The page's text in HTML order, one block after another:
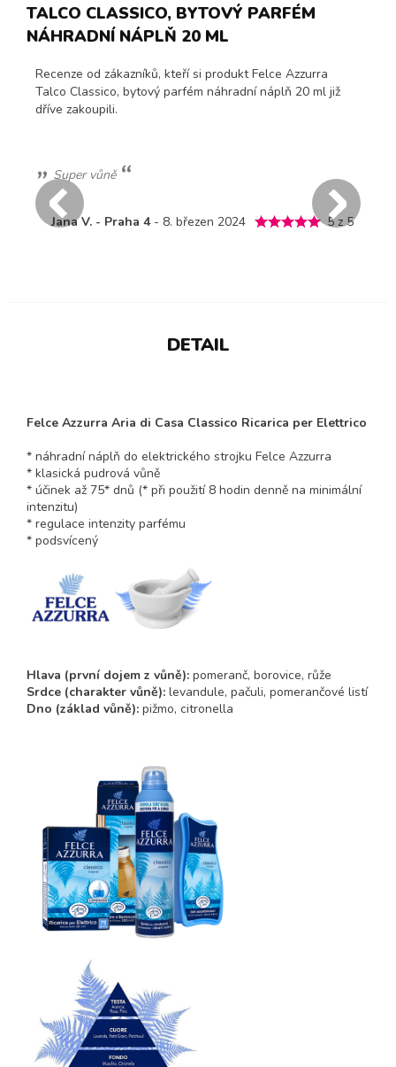
TALCO CLASSICO, BYTOVÝ PARFÉM
NÁHRADNÍ NÁPLŇ 20 ML
Recenze od zákazníků, kteří si produkt Felce Azzurra
Talco Classico, bytový parfém náhradní náplň 20 ml již
dříve zakoupili.
velmi příjemná vůně. Snadně vyměnitelná náplň.
5 z 5
Dana B. - Habartov- 30. leden 2024
DETAIL
Felce Azzurra Aria di Casa Classico Ricarica per Elettrico
* náhradní náplň do elektrického strojku Felce Azzurra
* klasická pudrová vůně
* účinek až 75* dnů (* při použití 8 hodin denně na minimální
intenzitu)
* regulace intenzity parfému
* podsvícený
Hlava (první dojem z vůně): pomeranč, borovice, růže
Srdce (charakter vůně): levandule, pačuli, pomerančové listí
Dno (základ vůně): pižmo, citronella